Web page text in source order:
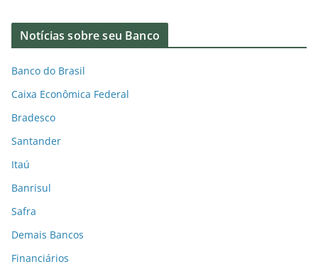
Notícias sobre seu Banco
Banco do Brasil
Caixa Econômica Federal
Bradesco
Santander
Itaú
Banrisul
Safra
Demais Bancos
Financiários